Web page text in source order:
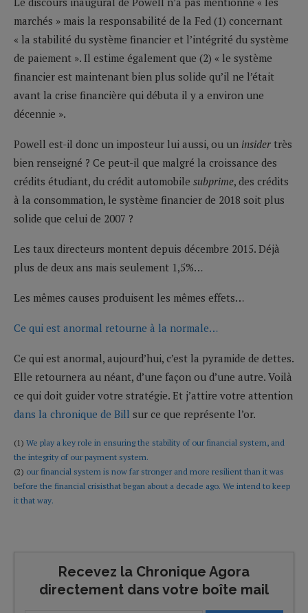
marchés » mais la responsabilité de la Fed (1) concernant
« la stabilité du système financier et l’intégrité du système
de paiement ». Il estime également que (2) « le système
financier est maintenant bien plus solide qu’il ne l’était
avant la crise financière qui débuta il y a environ une
décennie ».
Powell est-il donc un imposteur lui aussi, ou un insider très
bien renseigné ? Ce peut-il que malgré la croissance des
crédits étudiant, du crédit automobile subprime, des crédits
à la consommation, le système financier de 2018 soit plus
solide que celui de 2007 ?
Les taux directeurs montent depuis décembre 2015. Déjà
plus de deux ans mais seulement 1,5%…
Les mêmes causes produisent les mêmes effets…
Ce qui est anormal retourne à la normale…
Ce qui est anormal, aujourd’hui, c’est la pyramide de dettes.
Elle retournera au néant, d’une façon ou d’une autre. Voilà
ce qui doit guider votre stratégie. Et j’attire votre attention
dans la chronique de Bill sur ce que représente l’or.
(1) We play a key role in ensuring the stability of our financial system, and
the integrity of our payment system.
(2) our financial system is now far stronger and more resilient than it was
before the financial crisisthat began about a decade ago. We intend to keep
it that way.
Recevez la Chronique Agora
directement dans votre boîte mail